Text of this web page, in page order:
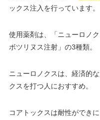
ックス注入を行っています。
使用薬剤は、「ニューロノ
ボツリヌス注射」の3種類。
ニューロノクスは、経済的
クスを打つ人におすすめ。
コアトックスは耐性ができ